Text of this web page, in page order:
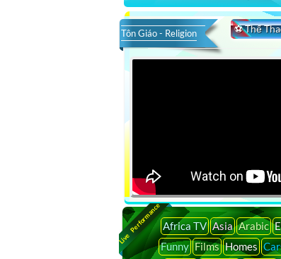
Sort by
⚽ Thể
Tôn Giáo - Religion
Live PerformanceAfrica TV Asia Arabic
Funny Films Homes